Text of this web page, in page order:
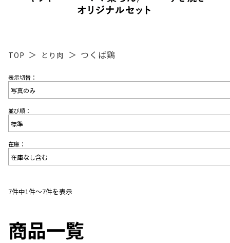
TOP とり肉 つくば鶏
表示切替：
並び順：
在庫：
7件中1件〜7件を表示
商品一覧